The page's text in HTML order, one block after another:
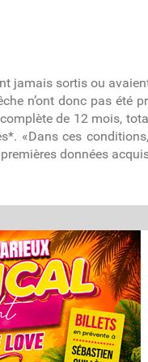
jamais sortis ou
n’ont donc pas été
de 12 mois,
«Dans ces
données